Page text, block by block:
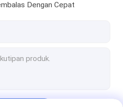
Dengan Cepat